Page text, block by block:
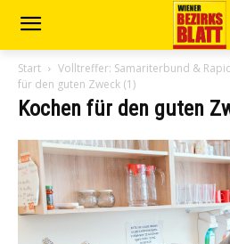
Start Volltreffer: Samariterbund &
für den guten Zweck (1)
Kochen für den guten